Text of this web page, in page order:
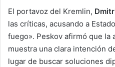
El portavoz del Kremlin,
las críticas, acusando a
fuego». Peskov afirmó que la
muestra una clara intención
lugar de buscar soluciones